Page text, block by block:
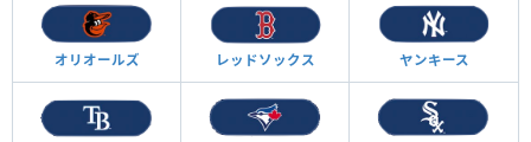
オリオールズ レッドソックス ヤンキース